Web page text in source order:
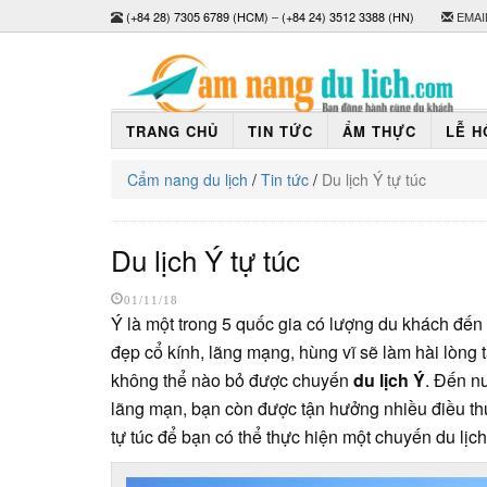
(+84 28) 7305 6789 (HCM) –(+84 24) 3512 3388 (HN)
TRANG CHỦ TIN TỨC ẨM THỰC LỄ
Cẩm nang du lịch / Tin tức / Du lịch Ý tự túc
Du lịch Ý tự túc
01/11/18
Ý là một trong 5 quốc gia có lượng du khách
đẹp cổ kính, lãng mạng, hùng vĩ sẽ làm hài
không thể nào bỏ được chuyến du lịch Ý. Đến
lãng mạn, bạn còn được tận hưởng nhiều điều
tự túc để bạn có thể thực hiện một chuyến du